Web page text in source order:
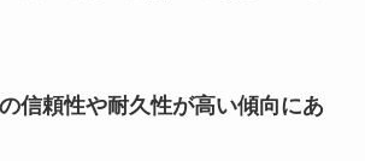
信頼性や耐久性が高い傾向にあ